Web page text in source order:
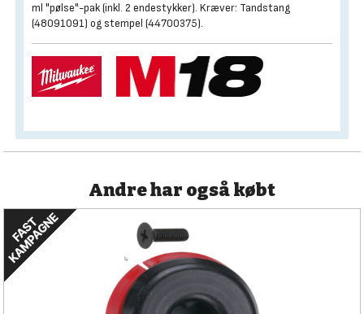
ml "pølse"-pak (inkl. 2 endestykker). Kræver: Tandstang
(48091091) og stempel (44700375).
Andre har også købt